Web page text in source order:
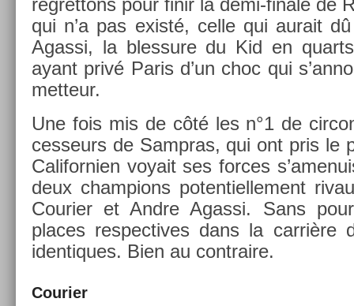
re­gret­tons pour finir la demi-finale de
qui n’a pas existé, celle qui aurait
Agas­si, la bles­sure du Kid en
ayant privé Paris d’un choc qui
met­teur.
Une fois mis de côté les n°1 de
ces­seurs de Sampras, qui ont pris le
Califor­ni­en voyait ses for­ces
deux champ­ions poten­tiel­le­ment
Co­uri­er et Andre Agas­si. Sans
places re­spec­tives dans la carrière
iden­tiques. Bien au contra­ire.
Co­uri­er